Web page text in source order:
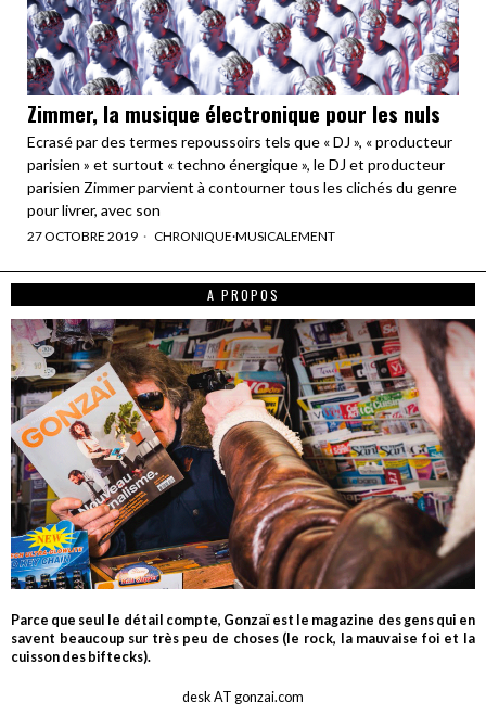
Zimmer, la musique électronique pour les nuls
Ecrasé par des termes repoussoirs tels que « DJ », « producteur
parisien » et surtout « techno énergique », le DJ et producteur
parisien Zimmer parvient à contourner tous les clichés du genre
pour livrer, avec son
27 OCTOBRE 2019 CHRONIQUE·MUSICALEMENT
A PROPOS
Parce que seul le détail compte, Gonzaï est le magazine des gens qui en
savent beaucoup sur très peu de choses (le rock, la mauvaise foi et la
cuisson des biftecks).
desk AT gonzai.com